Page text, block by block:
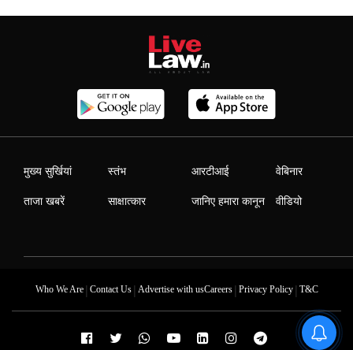
मुख्य सुर्खियां
ताजा खबरें
स्तंभ
साक्षात्कार
आरटीआई
जानिए हमारा कानून
वेबिनार
वीडियो
Who We Are| Contact Us| Advertise with usCareers| Privacy Policy| T&C